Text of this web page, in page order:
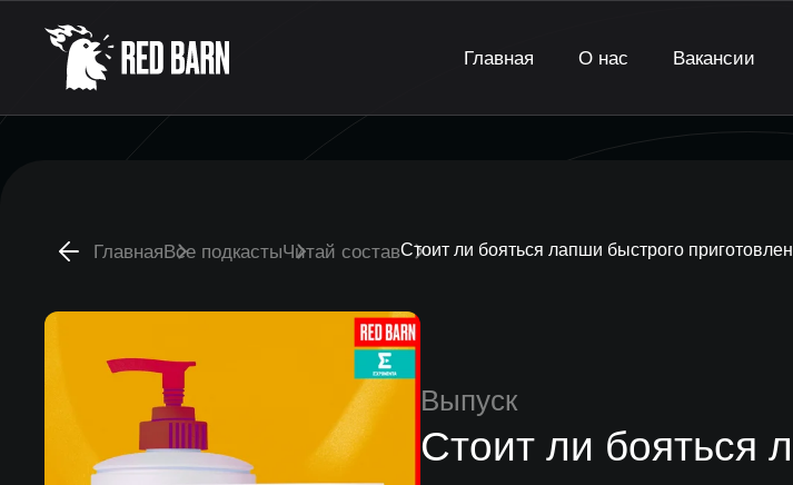
Главная О нас Вакансии
ГлавнаяВсе подкастыЧитай составСтоит ли бояться лапши быстрого
Выпуск
Стоит ли бояться